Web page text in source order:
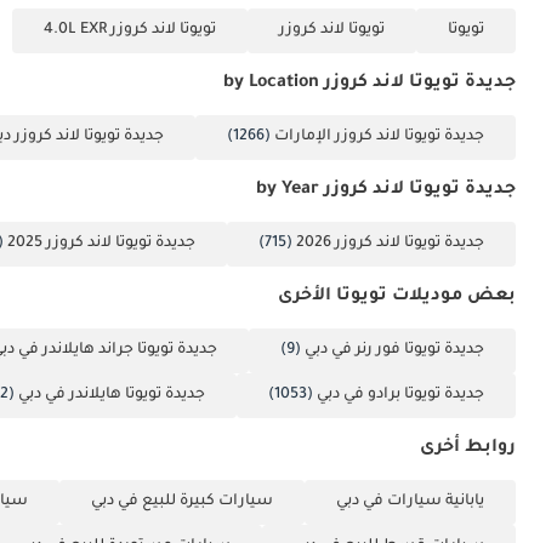
تويوتا تويوتا لاند كروزر تويوتا لاند كروزر 4.0L EXR
جديدة تويوتا لاند كروزر by Location
جديدة تويوتا لاند كروزر الإمارات (1266) جديدة تويوتا لاند كروزر
جديدة تويوتا لاند كروزر by Year
جديدة تويوتا لاند كروزر 2026 (715) جديدة تويوتا لاند كروزر 2025 (443)
بعض موديلات تويوتا الأخرى
جديدة تويوتا فور رنر في دبي (9) جديدة تويوتا جراند هايلاندر في
جديدة تويوتا برادو في دبي (1053) جديدة تويوتا هايلاندر في دبي (112)
روابط أخرى
يابانية سيارات في دبي سيارات كبيرة للبيع في دبي